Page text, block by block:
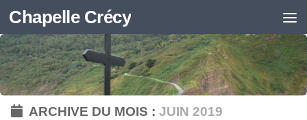
Skip to content
Chapelle Crécy
ARCHIVE DU MOIS :JUIN 2019